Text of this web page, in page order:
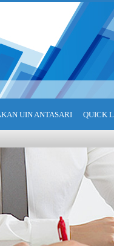
UIN ANTASARI QUICK